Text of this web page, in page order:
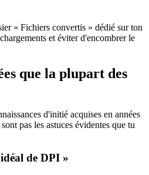
« Fichiers convertis » dédié sur ton
et éviter d'encombrer le
que la plupart des
d'initié acquises en années
pas les astuces évidentes que tu
de DPI »